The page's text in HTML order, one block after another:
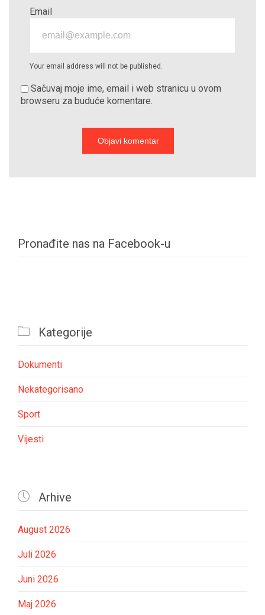
Email
Your email address will not be published.
Sačuvaj moje ime, email i web stranicu u ovom
browseru za buduće komentare.
Pronađite nas na Facebook-u
 Kategorije
Dokumenti
Nekategorisano
Sport
Vijesti
 Arhive
August 2026
Juli 2026
Juni 2026
Maj 2026